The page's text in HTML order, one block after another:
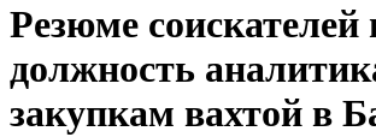
Резюме соискателей
должность
закупкам вахтой в